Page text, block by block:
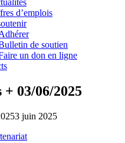
d’emplois
de soutien
un don en ligne
+ 03/06/2025
3 juin 2025